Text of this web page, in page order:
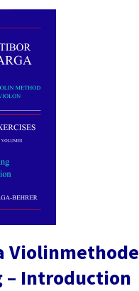
Violinmethode
– Introduction